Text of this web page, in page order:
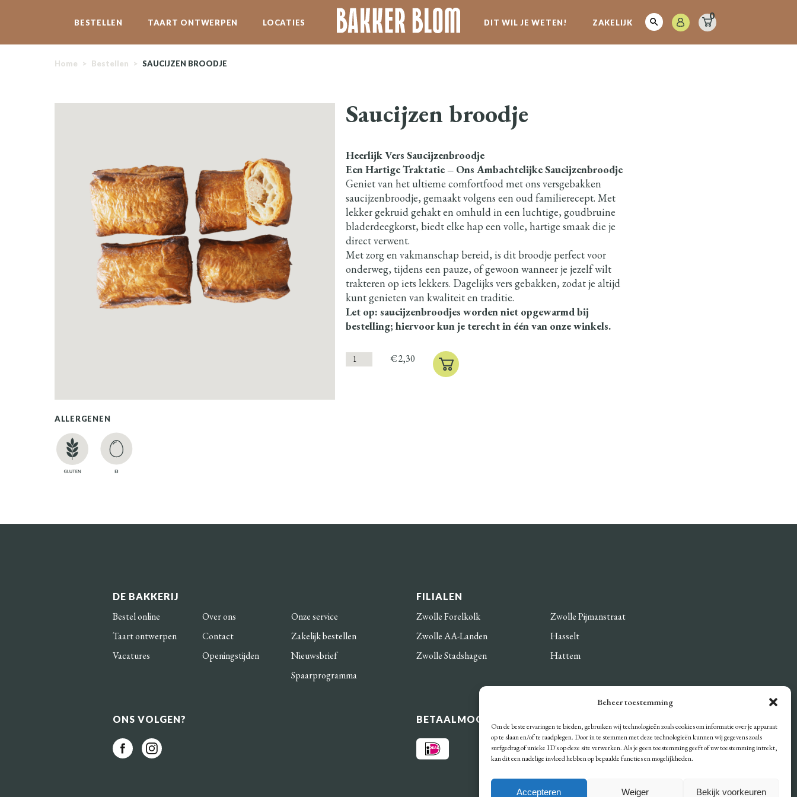
Beheer toestemming
Om de beste ervaringen te bieden, gebruiken wij technologieën zoals cookies om informatie over je apparaat
op te slaan en/of te raadplegen. Door in te stemmen met deze technologieën kunnen wij gegevens zoals
surfgedrag of unieke ID's op deze site verwerken. Als je geen toestemming geeft of uw toestemming intrekt,
kan dit een nadelige invloed hebben op bepaalde functies en mogelijkheden.
Accepteren Weiger Bekijk voorkeuren
BESTELLEN TAART ONTWERPEN LOCATIES DIT WIL JE WETEN!
SERVICE
SPECIALITEITEN
NIEUWSBRIEF
ZAKELIJK
0
Home > Bestellen > SAUCIJZEN BROODJE
Saucijzen broodje
Heerlijk Vers Saucijzenbroodje
Een Hartige Traktatie – Ons Ambachtelijke Saucijzenbroodje
Geniet van het ultieme comfortfood met ons versgebakken
saucijzenbroodje, gemaakt volgens een oud familierecept. Met
lekker gekruid gehakt en omhuld in een luchtige, goudbruine
bladerdeegkorst, biedt elke hap een volle, hartige smaak die je
direct verwent.
Met zorg en vakmanschap bereid, is dit broodje perfect voor
onderweg, tijdens een pauze, of gewoon wanneer je jezelf wilt
trakteren op iets lekkers. Dagelijks vers gebakken, zodat je altijd
kunt genieten van kwaliteit en traditie.
Let op: saucijzenbroodjes worden niet opgewarmd bij
bestelling; hiervoor kun je terecht in één van onze winkels.
€2,30
ALLERGENEN
DE BAKKERIJ
Bestel online Over ons
Onze service
Taart ontwerpen
Contact
Zakelijk bestellen
Vacatures
Openingstijden
Nieuwsbrief
Spaarprogramma
FILIALEN
Zwolle Forelkolk
Zwolle Pijmanstraat
Zwolle AA-Landen
Hasselt
Zwolle Stadshagen
Hattem
ONS VOLGEN? BETAALMOGELIJKHEDEN